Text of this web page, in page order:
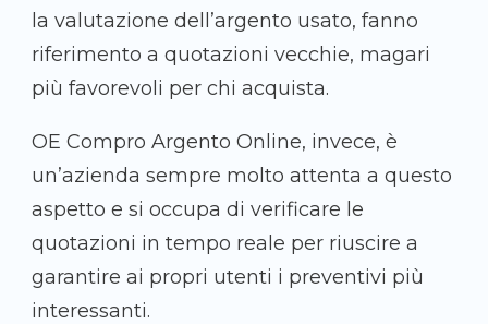
la valutazione dell’argento usato, fanno
riferimento a quotazioni vecchie, magari
più favorevoli per chi acquista.
OE Compro Argento Online, invece, è
un’azienda sempre molto attenta a questo
aspetto e si occupa di verificare le
quotazioni in tempo reale per riuscire a
garantire ai propri utenti i preventivi più
interessanti.